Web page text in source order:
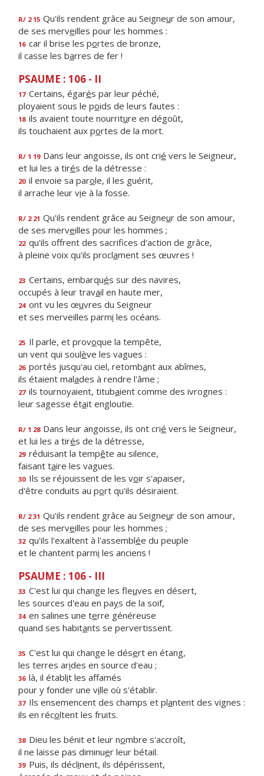
R/ 2 15 Qu'ils rendent grâce au Seigneur de son amour,
de ses merveilles pour les hommes :
16 car il brise les portes de bronze,
il casse les barres de fer !
PSAUME : 106 - II
17 Certains, égarés par leur péché,
ployaient sous le poids de leurs fautes :
18 ils avaient toute nourriture en dégoût,
ils touchaient aux portes de la mort.
R/ 1 19 Dans leur angoisse, ils ont crié vers le Seigneur,
et lui les a tirés de la détresse :
20 il envoie sa parole, il les guérit,
il arrache leur vie à la fosse.
R/ 2 21 Qu'ils rendent grâce au Seigneur de son amour,
de ses merveilles pour les hommes ;
22 qu'ils offrent des sacrifces d'action de grâce,
à pleine voix qu'ils proclament ses œuvres !
23 Certains, embarqués sur des navires,
occupés à leur travail en haute mer,
24 ont vu les œuvres du Seigneur
et ses merveilles parmi les océans.
25 Il parle, et provoque la tempête,
un vent qui soulève les vagues :
26 portés jusqu'au ciel, retombant aux abîmes,
ils étaient malades à rendre l'âme ;
27 ils tournoyaient, titubaient comme des ivrognes :
leur sagesse était engloutie.
R/ 1 28 Dans leur angoisse, ils ont crié vers le Seigneur,
et lui les a tirés de la détresse,
29 réduisant la tempête au silence,
faisant taire les vagues.
30 Ils se réjouissent de les voir s'apaiser,
d'être conduits au port qu'ils désiraient.
R/ 2 31 Qu'ils rendent grâce au Seigneur de son amour,
de ses merveilles pour les hommes ;
32 qu'ils l'exaltent à l'assemblée du peuple
et le chantent parmi les anciens !
PSAUME : 106 - III
33 C'est lui qui change les fleuves en désert,
les sources d'eau en pays de la soif,
34 en salines une terre généreuse
quand ses habitants se pervertissent.
35 C'est lui qui change le désert en étang,
les terres arides en source d'eau ;
36 là, il établit les affamés
pour y fonder une ville où s'établir.
37 Ils ensemencent des champs et plantent des vignes :
ils en récoltent les fruits.
38 Dieu les bénit et leur nombre s'accroît,
il ne laisse pas diminuer leur bétail.
39 Puis, ils déclinent, ils dépérissent,